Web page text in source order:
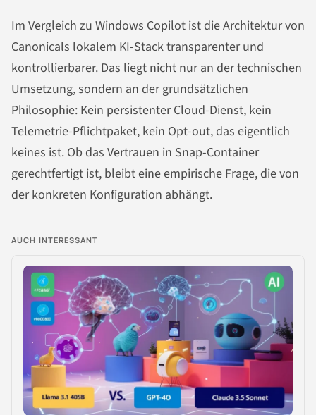
Im Vergleich zu Windows Copilot ist die Architektur von
Canonicals lokalem KI-Stack transparenter und
kontrollierbarer. Das liegt nicht nur an der technischen
Umsetzung, sondern an der grundsätzlichen
Philosophie: Kein persistenter Cloud-Dienst, kein
Telemetrie-Pflichtpaket, kein Opt-out, das eigentlich
keines ist. Ob das Vertrauen in Snap-Container
gerechtfertigt ist, bleibt eine empirische Frage, die von
der konkreten Konfiguration abhängt.
AUCH INTERESSANT